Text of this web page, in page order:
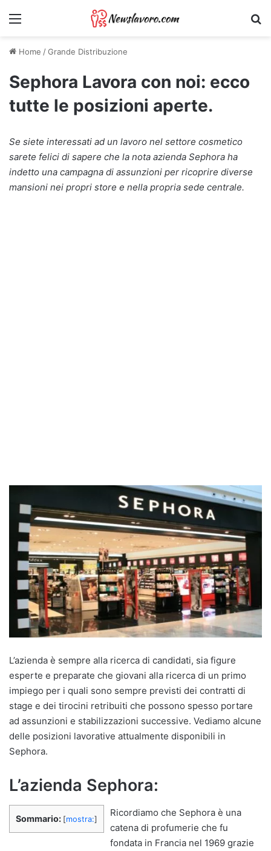
Menu
Home /Grande Distribuzione
Sephora Lavora con noi: ecco
tutte le posizioni aperte.
Se siete interessati ad un lavoro nel settore cosmetico
sarete felici di sapere che la nota azienda Sephora ha
indetto una campagna di assunzioni per ricoprire diverse
mansioni nei propri store e nella propria sede centrale.
L’azienda è sempre alla ricerca di candidati, sia figure
esperte e preparate che giovani alla ricerca di un primo
impiego per i quali sono sempre previsti dei contratti di
stage e dei tirocini retribuiti che possono spesso portare
ad assunzioni e stabilizzazioni successive. Vediamo alcune
delle posizioni lavorative attualmente disponibili in
Sephora.
L’azienda Sephora:
Sommario: [mostra:]
Ricordiamo che Sephora è una
catena di profumerie che fu
fondata in Francia nel 1969 grazie